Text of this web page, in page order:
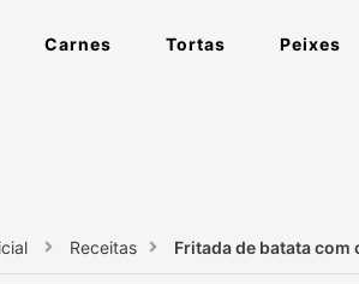
Carnes Tortas Peixes
Receitas Fritada de batata